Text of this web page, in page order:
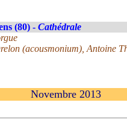
(80) - Cathédrale
(acousmonium), Antoine
Novembre 2013